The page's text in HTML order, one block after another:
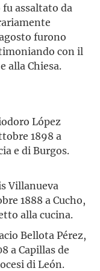
assaltato da
furono
con il
alla Chiesa.
López
1898 a
e di Burgos.
Villanueva
1888 a Cucho,
alla cucina.
Bellota Pérez,
a Capillas de
di León.